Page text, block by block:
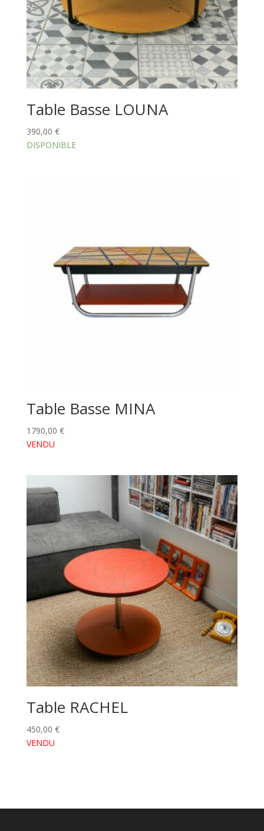
Table Basse LOUNA
390,00 €
DISPONIBLE
Table Basse MINA
1790,00 €
VENDU
Table RACHEL
450,00 €
VENDU